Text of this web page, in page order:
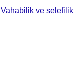
Vahabilik ve